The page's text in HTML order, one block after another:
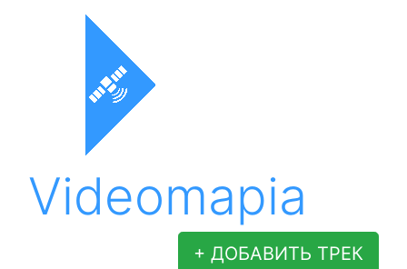
Videomapia
+ ДОБАВИТЬ ТРЕК